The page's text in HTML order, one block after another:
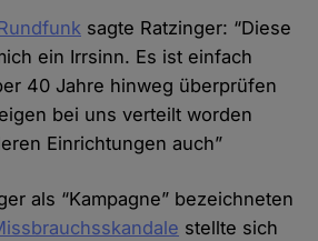
sagte Ratzinger: “Diese
ein Irrsinn. Es ist einfach
40 Jahre hinweg überprüfen
bei uns verteilt worden
Einrichtungen auch”
als “Kampagne” bezeichneten
stellte sich